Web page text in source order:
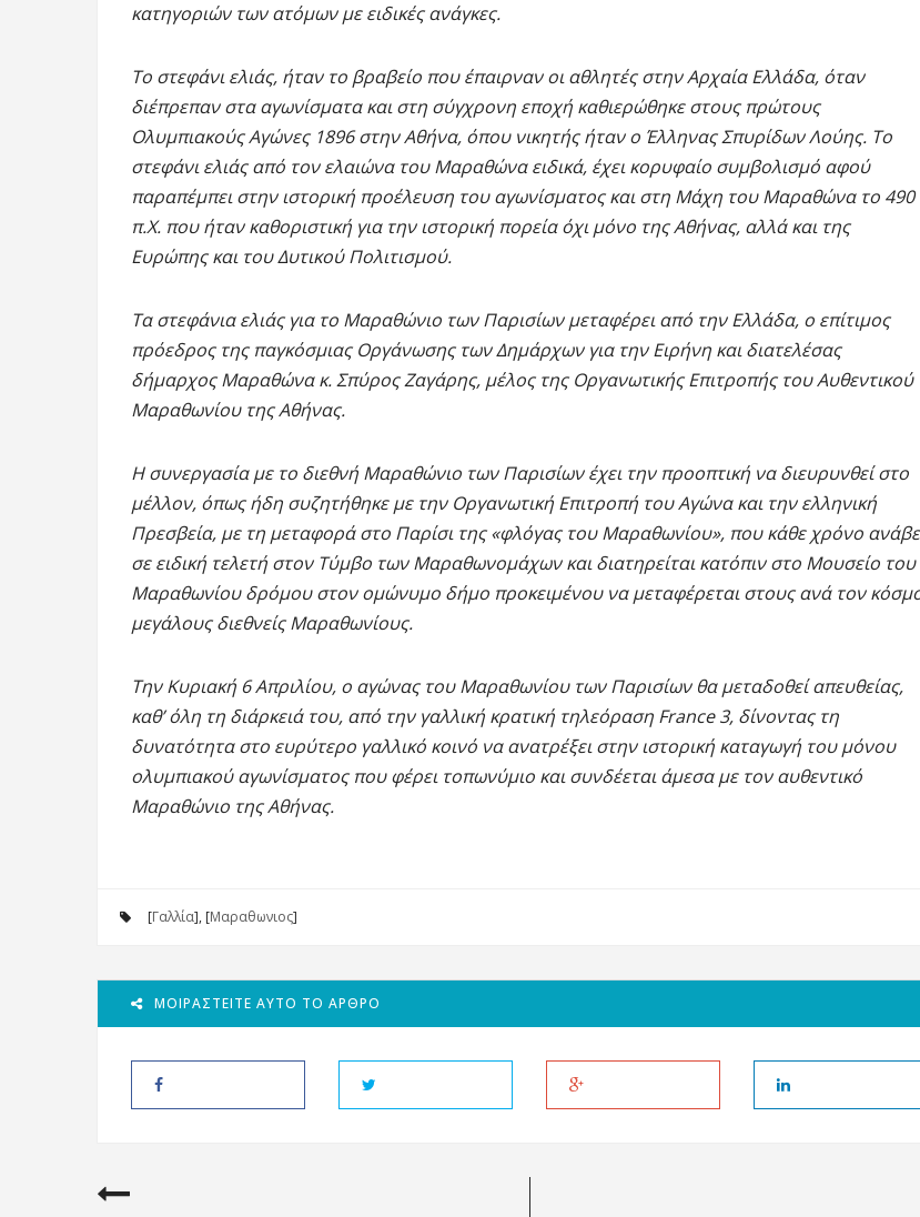
κατηγοριών των ατόμων με ειδικές ανάγκες.
Το στεφάνι ελιάς, ήταν το βραβείο που έπαιρναν οι αθλητές στην Αρχαία Ελλάδα, όταν
διέπρεπαν στα αγωνίσματα και στη σύγχρονη εποχή καθιερώθηκε στους πρώτους
Ολυμπιακούς Αγώνες 1896 στην Αθήνα, όπου νικητής ήταν ο Έλληνας Σπυρίδων Λούης. Tο
στεφάνι ελιάς από τον ελαιώνα του Μαραθώνα ειδικά, έχει κορυφαίο συμβολισμό αφού
παραπέμπει στην ιστορική προέλευση του αγωνίσματος και στη Μάχη του Μαραθώνα το 490
π.Χ. που ήταν καθοριστική για την ιστορική πορεία όχι μόνο της Αθήνας, αλλά και της
Ευρώπης και του Δυτικού Πολιτισμού.
Τα στεφάνια ελιάς για το Μαραθώνιο των Παρισίων μεταφέρει από την Ελλάδα, ο επίτιμος
πρόεδρος της παγκόσμιας Οργάνωσης των Δημάρχων για την Ειρήνη και διατελέσας
δήμαρχος Μαραθώνα κ. Σπύρος Ζαγάρης, μέλος της Οργανωτικής Επιτροπής του Αυθεντικού
Μαραθωνίου της Αθήνας.
Η συνεργασία με το διεθνή Μαραθώνιο των Παρισίων έχει την προοπτική να διευρυνθεί στο
μέλλον, όπως ήδη συζητήθηκε με την Οργανωτική Επιτροπή του Αγώνα και την ελληνική
Πρεσβεία, με τη μεταφορά στο Παρίσι της «φλόγας του Μαραθωνίου», που κάθε χρόνο
σε ειδική τελετή στον Τύμβο των Μαραθωνομάχων και διατηρείται κατόπιν στο Μουσείο του
Μαραθωνίου δρόμου στον ομώνυμο δήμο προκειμένου να μεταφέρεται στους ανά τον
μεγάλους διεθνείς Μαραθωνίους.
Την Κυριακή 6 Απριλίου, ο αγώνας του Μαραθωνίου των Παρισίων θα μεταδοθεί απευθείας,
καθ’ όλη τη διάρκειά του, από την γαλλική κρατική τηλεόραση France 3, δίνοντας τη
δυνατότητα στο ευρύτερο γαλλικό κοινό να ανατρέξει στην ιστορική καταγωγή του μόνου
ολυμπιακού αγωνίσματος που φέρει τοπωνύμιο και συνδέεται άμεσα με τον αυθεντικό
Μαραθώνιο της Αθήνας.
[Γαλλία], [Μαραθωνιος]
ΜΟΙΡΑΣΤΕΊΤΕ ΑΥΤΌ ΤΟ ΆΡΘΡΟ